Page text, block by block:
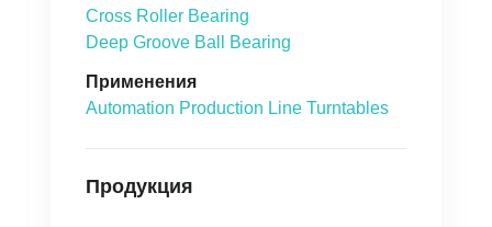
Cross Roller Bearing
Deep Groove Ball Bearing
Применения
Automation Production Line Turntables
Продукция